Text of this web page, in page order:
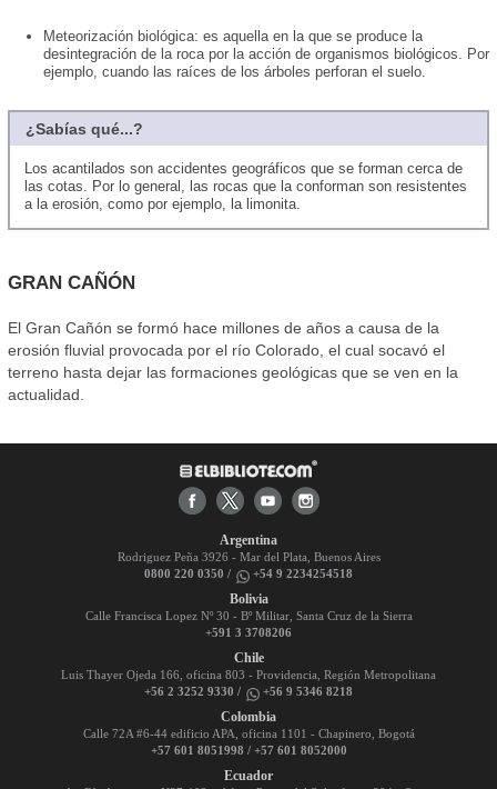
Meteorización biológica: es aquella en la que se produce la
desintegración de la roca por la acción de organismos biológicos. Por
ejemplo, cuando las raíces de los árboles perforan el suelo.
¿Sabías qué...?
Los acantilados son accidentes geográficos que se forman cerca de
las cotas. Por lo general, las rocas que la conforman son resistentes
a la erosión, como por ejemplo, la limonita.
GRAN CAÑÓN
El Gran Cañón se formó hace millones de años a causa de la
erosión fluvial provocada por el río Colorado, el cual socavó el
terreno hasta dejar las formaciones geológicas que se ven en la
actualidad.
Argentina
Rodriguez Peña 3926 - Mar del Plata, Buenos Aires
0800 220 0350 /
+54 9 2234254518
Bolivia
Calle Francisca Lopez Nº 30 - Bº Militar, Santa Cruz de la Sierra
+591 3 3708206
Chile
Luis Thayer Ojeda 166, oficina 803 - Providencia, Región Metropolitana
+56 2 3252 9330 /
+56 9 5346 8218
Colombia
Calle 72A #6-44 edificio APA, oficina 1101 - Chapinero, Bogotá
+57 601 8051998 / +57 601 8052000
Ecuador